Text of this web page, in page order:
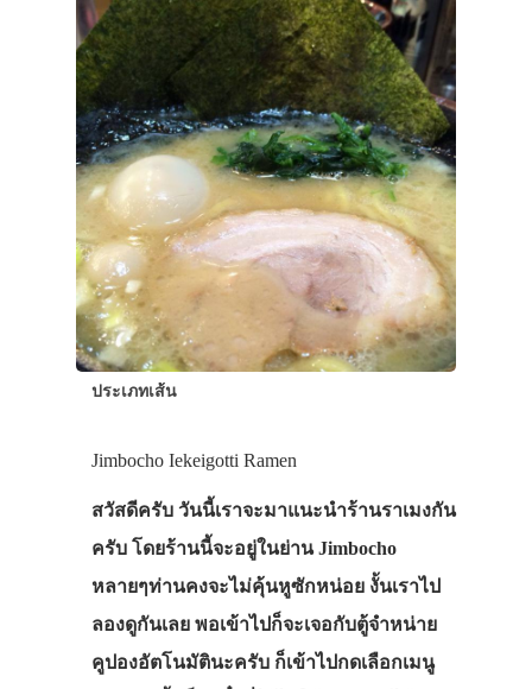
ประเภทเส้น
Jimbocho Iekeigotti Ramen
สวัสดีครับ วันนี้เราจะมาแนะนำร้านราเมงกัน
ครับ โดยร้านนี้จะอยู่ในย่าน Jimbocho
หลายๆท่านคงจะไม่คุ้นหูซักหน่อย งั้นเราไป
ลองดูกันเลย พอเข้าไปก็จะเจอกับตู้จำหน่าย
คูปองอัตโนมัตินะครับ ก็เข้าไปกดเลือกเมนู